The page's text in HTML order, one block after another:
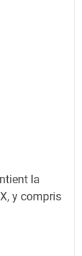
la
y compris